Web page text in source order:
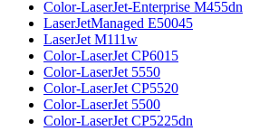
Color-LaserJet-Enterprise M455dn
LaserJetManaged E50045
LaserJet M111w
Color-LaserJet CP6015
Color-LaserJet 5550
Color-LaserJet CP5520
Color-LaserJet 5500
Color-LaserJet CP5225dn